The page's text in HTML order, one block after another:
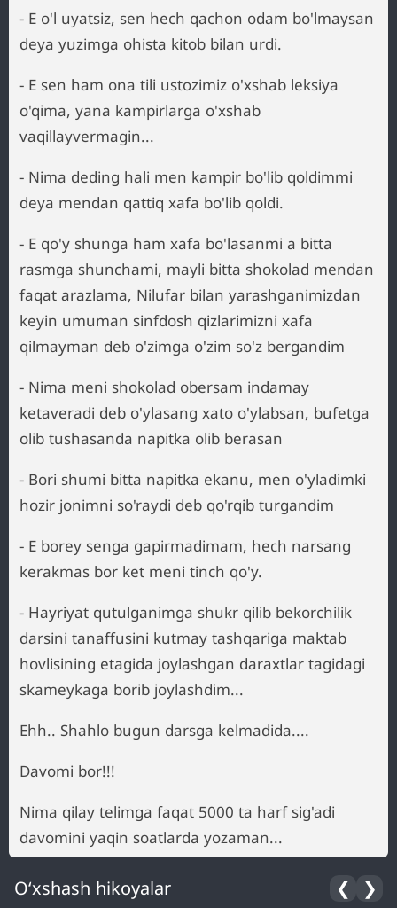
- E o'l uyatsiz, sen hech qachon odam bo'lmaysan
deya yuzimga ohista kitob bilan urdi.
- E sen ham ona tili ustozimiz o'xshab leksiya
o'qima, yana kampirlarga o'xshab
vaqillayvermagin...
- Nima deding hali men kampir bo'lib qoldimmi
deya mendan qattiq xafa bo'lib qoldi.
- E qo'y shunga ham xafa bo'lasanmi a bitta
rasmga shunchami, mayli bitta shokolad mendan
faqat arazlama, Nilufar bilan yarashganimizdan
keyin umuman sinfdosh qizlarimizni xafa
qilmayman deb o'zimga o'zim so'z bergandim
- Nima meni shokolad obersam indamay
ketaveradi deb o'ylasang xato o'ylabsan, bufetga
olib tushasanda napitka olib berasan
- Bori shumi bitta napitka ekanu, men o'yladimki
hozir jonimni so'raydi deb qo'rqib turgandim
- E borey senga gapirmadimam, hech narsang
kerakmas bor ket meni tinch qo'y.
- Hayriyat qutulganimga shukr qilib bekorchilik
darsini tanaffusini kutmay tashqariga maktab
hovlisining etagida joylashgan daraxtlar tagidagi
skameykaga borib joylashdim...
Ehh.. Shahlo bugun darsga kelmadida....
Davomi bor!!!
Nima qilay telimga faqat 5000 ta harf sig'adi
davomini yaqin soatlarda yozaman...
O‘xshash hikoyalar ❮ ❯